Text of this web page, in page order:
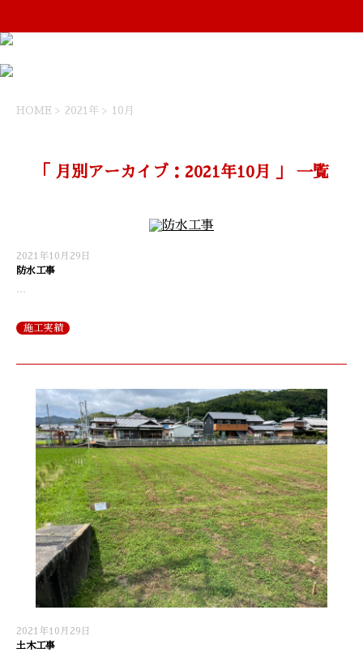
HOME > 2021年 > 10月
「 月別アーカイブ：2021年10月 」 一覧
2021年10月29日
防水工事
施工実績
2021年10月29日
土木工事